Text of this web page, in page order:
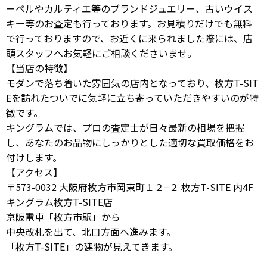
ーペルやカルティエ等のブランドジュエリー、古いウイス
キー等のお査定も行っております。お見積りだけでも無料
で行っておりますので、お近くに来られました際には、店
頭スタッフへお気軽にご相談くださいませ。
【当店の特徴】
モダンで落ち着いた雰囲気の店内となっており、枚方T-SIT
Eを訪れたついでに気軽に立ち寄っていただきやすいのが特
徴です。
キングラムでは、プロの査定士が日々最新の相場を把握
し、あなたのお品物にしっかりとした適切な買取価格をお
付けします。
【アクセス】
〒573-0032 大阪府枚方市岡東町１２−２ 枚方T-SITE 内4F
キングラム枚方T-SITE店
京阪電車「枚方市駅」から
中央改札を出て、北口方面へ進みます。
「枚方T-SITE」の建物が見えてきます。